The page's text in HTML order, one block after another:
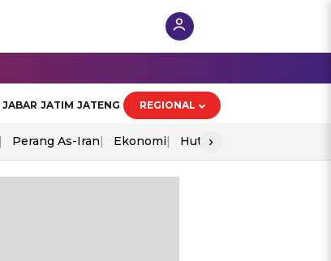
JABAR JATIM JATENG REGIONAL
Perang As-Iran Ekonomi Hut Ri
›